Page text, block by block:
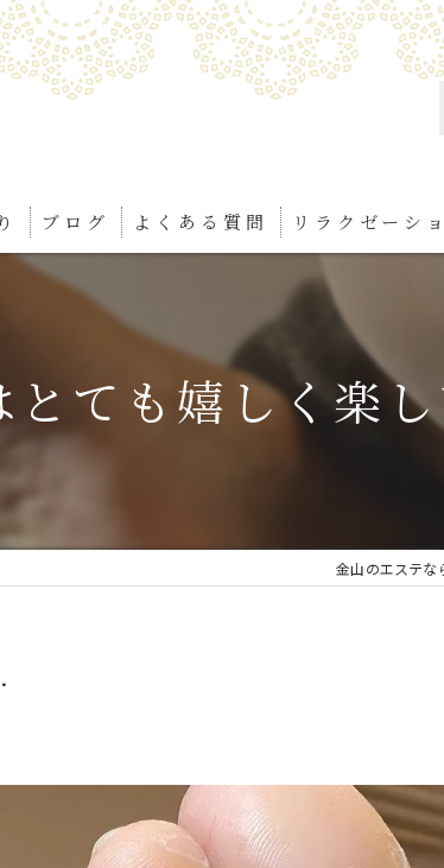
ブログ よくある質問 リラクゼーシ
とても嬉しく楽
金山のエステな